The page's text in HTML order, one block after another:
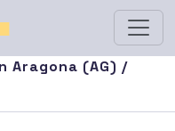
Aragona (AG) /